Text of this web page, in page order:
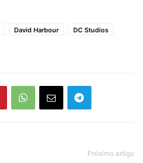
David Harbour
DC Studios
Próximo artigo